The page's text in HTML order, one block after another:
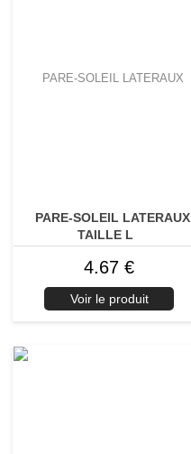
PARE-SOLEIL LATERAUX
TAILLE L
4.67 €
Voir le produit